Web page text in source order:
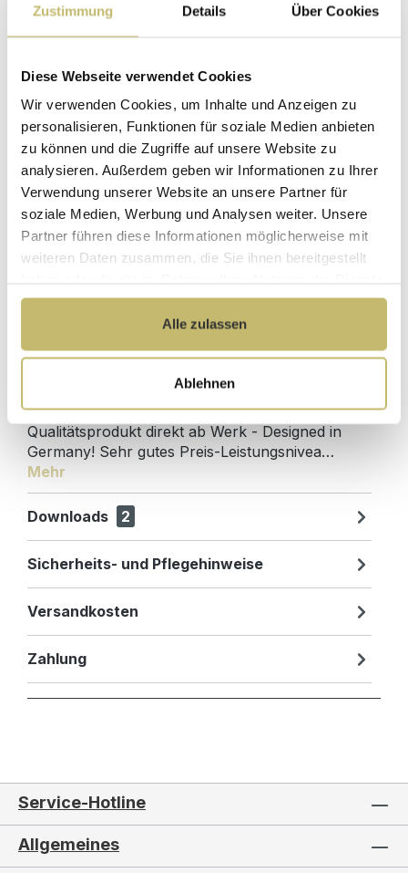
Zustimmung Details Über Cookies
Diese Webseite verwendet Cookies
Wir verwenden Cookies, um Inhalte und Anzeigen zu
personalisieren, Funktionen für soziale Medien anbieten
zu können und die Zugriffe auf unsere Website zu
analysieren. Außerdem geben wir Informationen zu Ihrer
Verwendung unserer Website an unsere Partner für
soziale Medien, Werbung und Analysen weiter. Unsere
Partner führen diese Informationen möglicherweise mit
weiteren Daten zusammen, die Sie ihnen bereitgestellt
gesammelt haben.
Alle zulassen
Ablehnen
Hochwertige
Materialien
Herstellerpreis
Zwischenhändler
Kundenbetreuung
mit bester
Bewertung
Gut verpackt für
beschädigungsfreie
Lieferung
Designed in
Germany
1 Monat risikofreies
Rückgaberecht
Deko-Regal Fiore L 80cm Redwood
Qualitätsprodukt direkt ab Werk - Designed in
Germany! Sehr gutes Preis-Leistungsnivea…
Mehr
Downloads 2
Sicherheits- und Pflegehinweise
Versandkosten
Zahlung
Service-Hotline
Allgemeines